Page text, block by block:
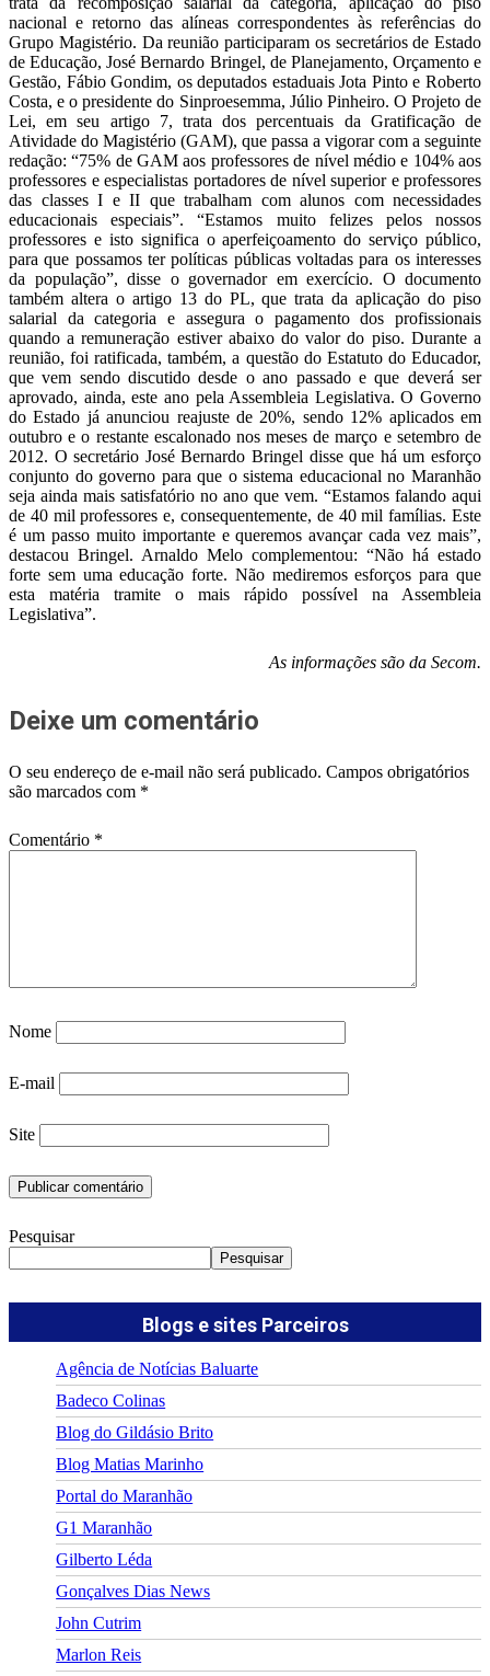
nacional e retorno das alíneas correspondentes às referências do
Grupo Magistério. Da reunião participaram os secretários de Estado
de Educação, José Bernardo Bringel, de Planejamento, Orçamento e
Gestão, Fábio Gondim, os deputados estaduais Jota Pinto e Roberto
Costa, e o presidente do Sinproesemma, Júlio Pinheiro. O Projeto de
Lei, em seu artigo 7, trata dos percentuais da Gratificação de
Atividade do Magistério (GAM), que passa a vigorar com a seguinte
redação: “75% de GAM aos professores de nível médio e 104% aos
professores e especialistas portadores de nível superior e professores
das classes I e II que trabalham com alunos com necessidades
educacionais especiais”. “Estamos muito felizes pelos nossos
professores e isto significa o aperfeiçoamento do serviço público,
para que possamos ter políticas públicas voltadas para os interesses
da população”, disse o governador em exercício. O documento
também altera o artigo 13 do PL, que trata da aplicação do piso
salarial da categoria e assegura o pagamento dos profissionais
quando a remuneração estiver abaixo do valor do piso. Durante a
reunião, foi ratificada, também, a questão do Estatuto do Educador,
que vem sendo discutido desde o ano passado e que deverá ser
aprovado, ainda, este ano pela Assembleia Legislativa. O Governo
do Estado já anunciou reajuste de 20%, sendo 12% aplicados em
outubro e o restante escalonado nos meses de março e setembro de
2012. O secretário José Bernardo Bringel disse que há um esforço
conjunto do governo para que o sistema educacional no Maranhão
seja ainda mais satisfatório no ano que vem. “Estamos falando aqui
de 40 mil professores e, consequentemente, de 40 mil famílias. Este
é um passo muito importante e queremos avançar cada vez mais”,
destacou Bringel. Arnaldo Melo complementou: “Não há estado
forte sem uma educação forte. Não mediremos esforços para que
esta matéria tramite o mais rápido possível na Assembleia
Legislativa”.
As informações são da Secom.
Deixe um comentário
O seu endereço de e-mail não será publicado. Campos obrigatórios
são marcados com *
Comentário *
Nome
E-mail
Site
Pesquisar
Pesquisar
Blogs e sites Parceiros
Agência de Notícias Baluarte
Badeco Colinas
Blog do Gildásio Brito
Blog Matias Marinho
Portal do Maranhão
G1 Maranhão
Gilberto Léda
Gonçalves Dias News
John Cutrim
Marlon Reis